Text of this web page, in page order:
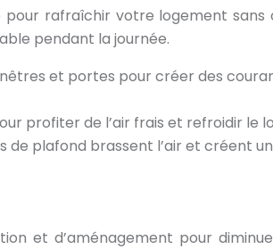
rafraîchir votre logement
pendant la journée.
et portes pour créer des
profiter de l’air frais et refroidir
plafond brassent l’air et créent
et d’aménagement pour